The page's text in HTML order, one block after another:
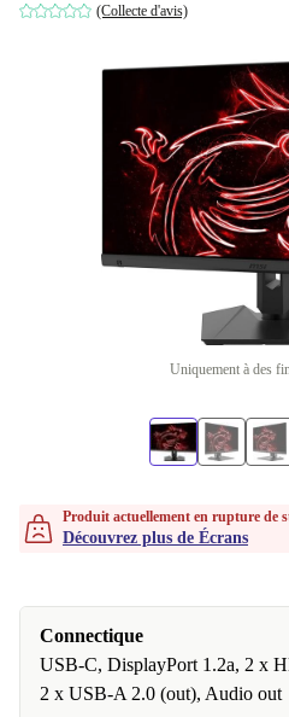
(Collecte d'avis)
Uniquement à des
Produit actuellement en rupture de
Découvrez plus de Écrans
Connectique
USB-C, DisplayPort 1.2a, 2 x
2 x USB-A 2.0 (out), Audio out